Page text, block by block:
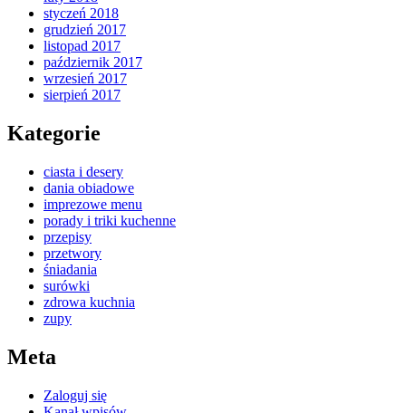
styczeń 2018
grudzień 2017
listopad 2017
październik 2017
wrzesień 2017
sierpień 2017
Kategorie
ciasta i desery
dania obiadowe
imprezowe menu
porady i triki kuchenne
przepisy
przetwory
śniadania
surówki
zdrowa kuchnia
zupy
Meta
Zaloguj się